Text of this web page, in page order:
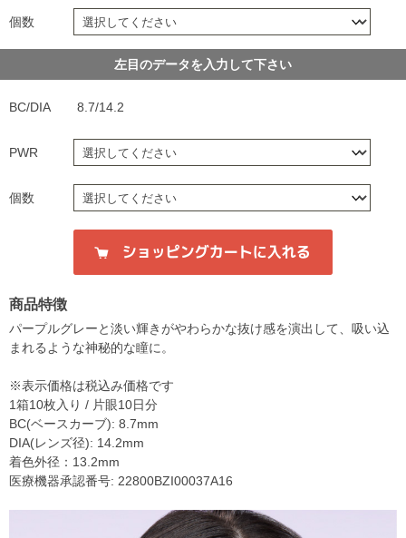
個数
左目のデータを入力して下さい
BC/DIA 8.7/14.2
PWR
個数
商品特徴
パープルグレーと淡い輝きがやわらかな抜け感を演出して、吸い込
まれるような神秘的な瞳に。
※表示価格は税込み価格です
1箱10枚入り / 片眼10日分
BC(ベースカーブ): 8.7mm
DIA(レンズ径): 14.2mm
着色外径：13.2mm
医療機器承認番号: 22800BZI00037A16